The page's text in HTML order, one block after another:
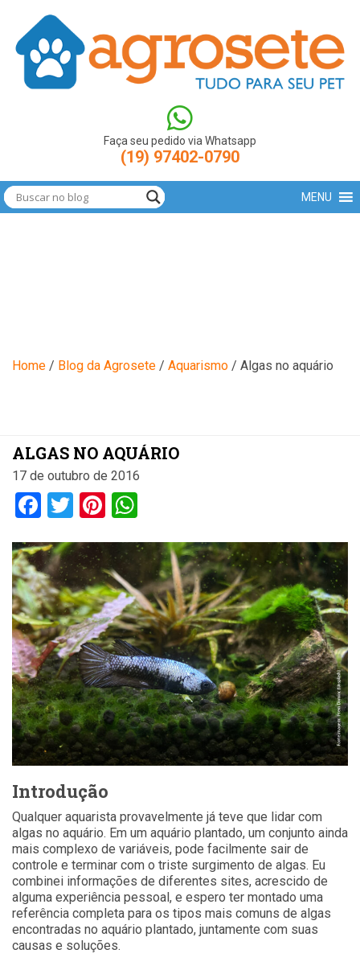
Date().getTime(),event:'gtm.js'});var
f=d.getElementsByTagName(s)[0],
j=d.createElement(s),dl=l!='dataLayer'?'&l='+l:'';j.async=true;j.src=
'https://www.googletagmanager.com/gtm.js?
id='+i+dl;f.parentNode.insertBefore(j,f); })
(window,document,'script','dataLayer','GTM-N9LBXCV');
Faça seu pedido via Whatsapp
(19) 97402-0790
MENU
Blog
Home / Blog da Agrosete / Aquarismo / Algas no aquário
ALGAS NO AQUÁRIO
17 de outubro de 2016
Facebook
TwitterPinterest
Introdução
Qualquer aquarista provavelmente já teve que lidar com
algas no aquário. Em um aquário plantado, um conjunto ainda
mais complexo de variáveis, pode facilmente sair de
controle e terminar com o triste surgimento de algas. Eu
combinei informações de diferentes sites, acrescido de
alguma experiência pessoal, e espero ter montado uma
referência completa para os tipos mais comuns de algas
encontradas no aquário plantado, juntamente com suas
causas e soluções.